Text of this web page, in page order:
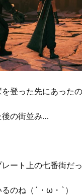
登った先にあったの
後の街並み…
レート上の七番街だ
のね（´・ω・`）